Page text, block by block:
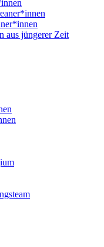
aus jüngerer Zeit